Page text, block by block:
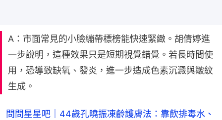
A：市面常見的小臉繃帶標榜能快速緊緻。胡倩婷進
一步說明，這種效果只是短期視覺錯覺。若長時間使
用，恐導致缺氧、發炎，進一步造成色素沉澱與皺紋
生成。
問問星星吧｜44歲孔曉振凍齡護膚法：靠飲排毒水、